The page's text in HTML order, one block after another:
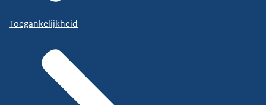
Toegankelijkheid